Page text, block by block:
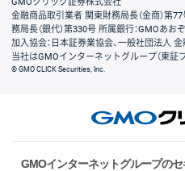
金融商品取引業者 関東財務局長（金商）第
務局長（銀代）第330号 所属銀行：GMOあ
加入協会：日本証券業協会、一般社団法人
当社はGMOインターネットグループ（東証
© GMO CLICK Securities, Inc.
GMOインターネットグループの